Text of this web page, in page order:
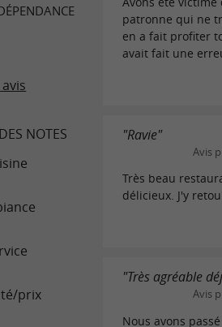
NOTES
prix
patronne qui ne
en a fait profiter
avait fait une
"Ravie"
Avis
Très beau
délicieux. J'y
"Très agréable
Avis
Nous avons